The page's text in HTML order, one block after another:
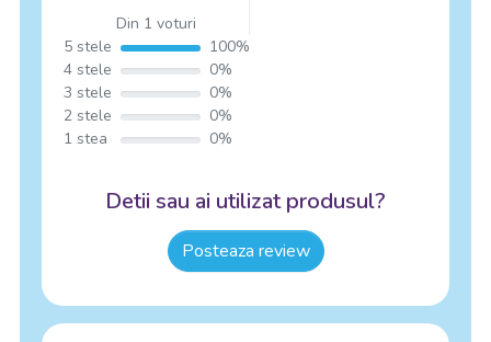
Din 1 voturi
5 stele
100%
4 stele
0%
3 stele
0%
2 stele
0%
1 stea
0%
Detii sau ai utilizat produsul?
Posteaza review